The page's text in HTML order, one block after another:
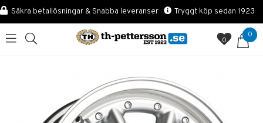
Säkra betallösningar & Snabba leveranser Tryggt köp sedan 1923
0
0